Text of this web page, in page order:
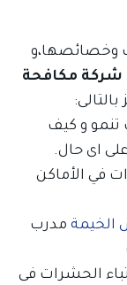
وخصائصها،و
شركة مكافحة
تنمو و كيف
اى حال.
في الأماكن
مدرب
الحشرات فى